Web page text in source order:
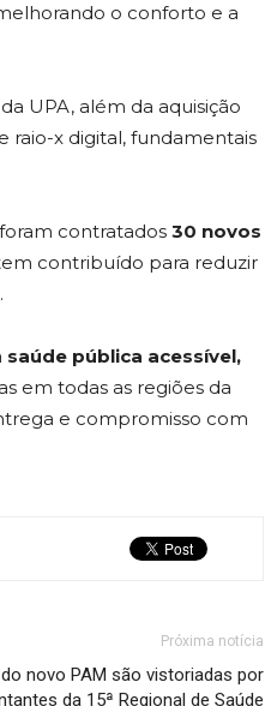
o conforto e a
UPA, além da aquisição
raio-x digital, fundamentais
contratados 30 novos
contribuído para reduzir
saúde pública acessível,
em todas as regiões da
e compromisso com
Próxima notícia
novo PAM são vistoriadas por
da 15ª Regional de Saúde